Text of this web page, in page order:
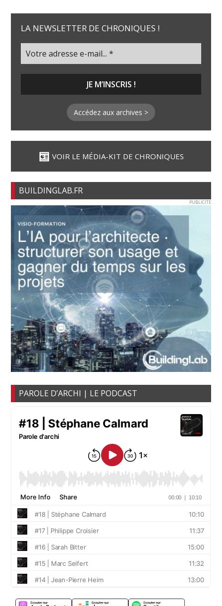
LA NEWSLETTER DE CHRONIQUES !
Accédez aux archives >
VOIR LE MÉDIA-KIT DE CHRONIQUES
BUILDINGLAB.FR
PUBLICITE
PAROLE D’ARCHI | LE PODCAST